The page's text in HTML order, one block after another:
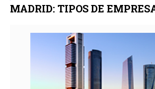
MADRID: TIPOS DE